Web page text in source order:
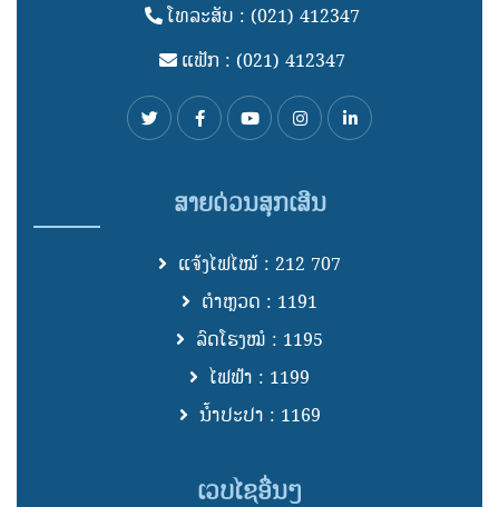
ໂທລະສັບ : (021) 412347
ແຟັກ : (021) 412347
ສາຍດ່ວນສຸກເສີນ
ແຈ້ງໄຟໄໝ້ : 212 707
ຕຳຫຼວດ : 1191
ລົດໂຮງໝໍ : 1195
ໄຟຟ້າ : 1199
ນ້ຳປະປາ : 1169
ເວບໄຊອື່ນໆ